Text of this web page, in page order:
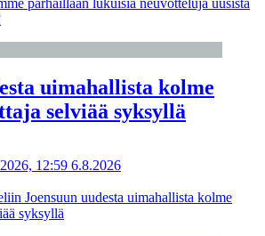
parhaillaan lukuisia neuvotteluja uusista
uimahallista kolme
selviää syksyllä
12:59 6.8.2026
Joensuun uudesta uimahallista kolme
syksyllä